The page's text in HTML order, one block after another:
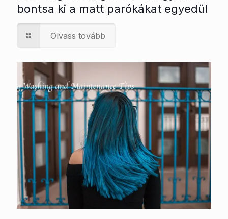
bontsa ki a matt parókákat egyedül
Olvass tovább